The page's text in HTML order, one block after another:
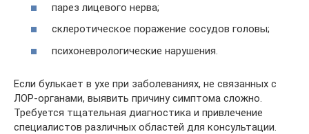
парез лицевого нерва;
склеротическое поражение сосудов головы;
психоневрологические нарушения.
Если булькает в ухе при заболеваниях, не связанных с
ЛОР-органами, выявить причину симптома сложно.
Требуется тщательная диагностика и привлечение
специалистов различных областей для консультации.